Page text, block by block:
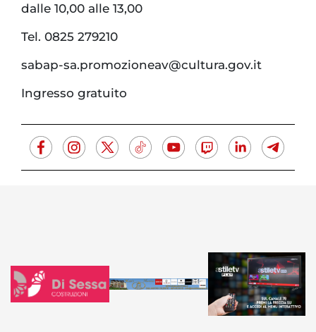
dalle 10,00 alle 13,00
Tel. 0825 279210
sabap-sa.promozioneav@cultura.gov.it
Ingresso gratuito